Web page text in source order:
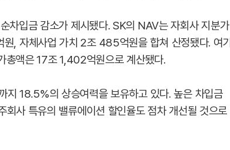
차입금 감소가 제시됐다. SK의 NAV는 자회사 지분가
, 자체사업 가치 2조 485억원을 합쳐 산정됐다. 여기
액은 17조 1,402억원으로 계산됐다.
18.5%의 상승여력을 보유하고 있다. 높은 차입금
회사 특유의 밸류에이션 할인율도 점차 개선될 것으로